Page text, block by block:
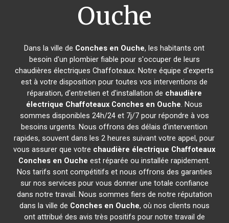
Ouche
Dans la ville de Conches en Ouche, les habitants ont
besoin d'un plombier fiable pour s'occuper de leurs
chaudières électriques Chaffoteaux. Notre équipe d'experts
est à votre disposition pour toutes vos interventions de
réparation, d'entretien et d'installation de chaudière
électrique Chaffoteaux Conches en Ouche. Nous
sommes disponibles 24h/24 et 7j/7 pour répondre à vos
besoins urgents. Nous offrons des délais d'intervention
rapides, souvent dans les 2 heures suivant votre appel, pour
vous assurer que votre chaudière électrique Chaffoteaux
Conches en Ouche est réparée ou installée rapidement.
Nos tarifs sont compétitifs et nous offrons des garanties
sur nos services pour vous donner une totale confiance
dans notre travail. Nous sommes fiers de notre réputation
dans la ville de Conches en Ouche, où nos clients nous
ont attribué des avis très positifs pour notre travail de